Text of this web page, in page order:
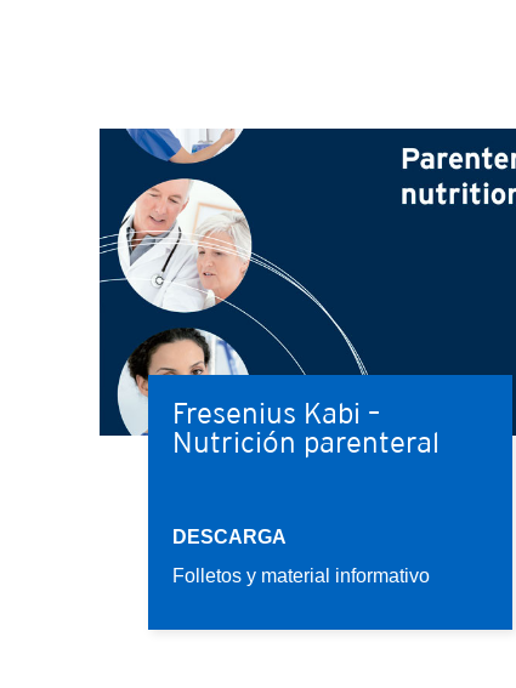
Fresenius Kabi –
Nutrición parenteral
DESCARGA
Folletos y material informativo